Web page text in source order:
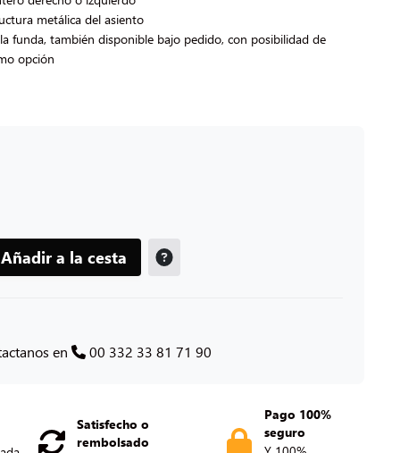
metálica del asiento
funda, también disponible bajo pedido, con posibilidad de
opción
Añadir a la cesta
en 00 332 33 81 71 90
Satisfecho o
rembolsado
Pago 100%
seguro